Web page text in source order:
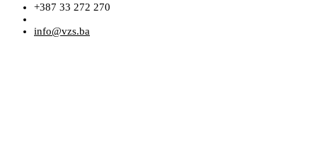
+387 33 272 270
info@vzs.ba